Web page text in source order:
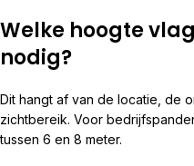
Welke hoogte
nodig?
Dit hangt af van de locatie, de
zichtbereik. Voor
tussen 6 en 8 meter.